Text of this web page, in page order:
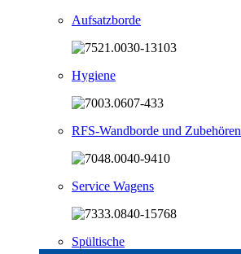
Aufsatzborde
Hygiene
RFS-Wandborde und Zubehören
Service Wagens
Spültische